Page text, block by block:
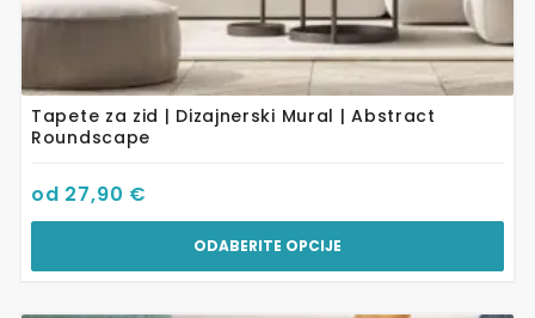
Tapete za zid | Dizajnerski Mural | Abstract
Roundscape
od 27,90 €
ODABERITE OPCIJE